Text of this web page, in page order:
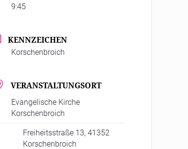
9:45
KENNZEICHEN
Korschenbroich
VERANSTALTUNGSORT
Evangelische Kirche
Korschenbroich
Freiheitsstraße 13, 41352
Korschenbroich